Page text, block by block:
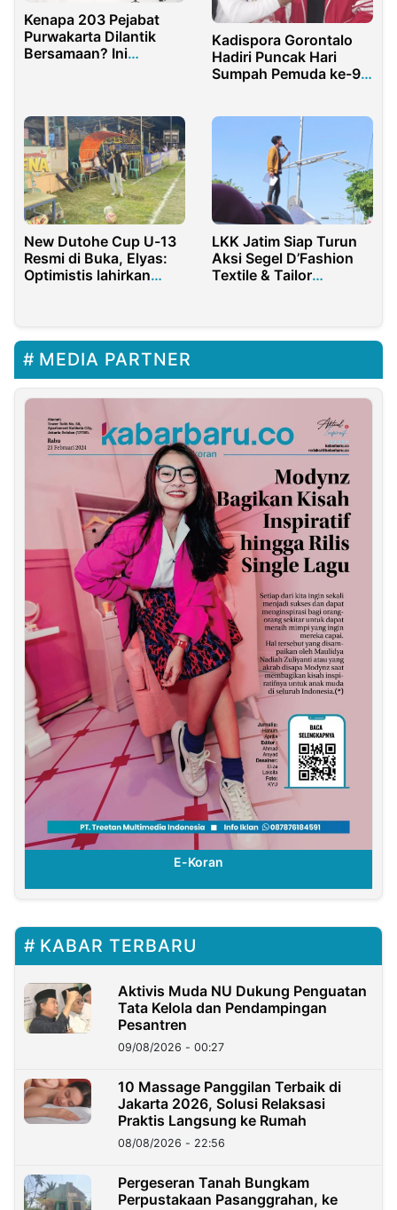
Kenapa 203 Pejabat
Purwakarta Dilantik
Bersamaan? Ini
Kadispora Gorontalo
Hadiri Puncak Hari
Sumpah Pemuda ke-97
Bersatu
New Dutohe Cup U-13
Resmi di Buka, Elyas:
Optimistis lahirkan
LKK Jatim Siap Turun
Aksi Segel D’Fashion
Textile & Tailor
MEDIA PARTNER
E-Koran
KABAR TERBARU
Aktivis Muda NU Dukung Penguatan
Tata Kelola dan Pendampingan
Pesantren
09/08/2026 - 00:27
10 Massage Panggilan Terbaik di
Jakarta 2026, Solusi Relaksasi
Praktis Langsung ke Rumah
08/08/2026 - 22:56
Pergeseran Tanah Bungkam
Perpustakaan Pasanggrahan, ke